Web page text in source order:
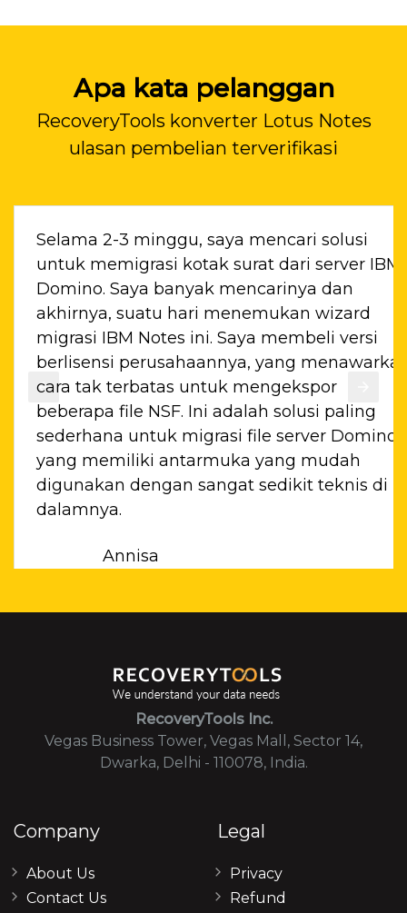
Apa kata pelanggan
RecoveryTools konverter Lotus Notes
ulasan pembelian terverifikasi
IBM
Alat konverter Lotus Notes adalah alat
yang mengonversi file NSF dengan cara
sangat sistematis. Saya bekerja sebagai
email IBM Notes selama sekitar 4 tahun
berencana untuk beralih darinya. Salah
rekan saya merekomendasikan saya
menggunakan produk ini. Sesuai
saya berkomunikasi dengan tim
dan mereka menyarankan saya untuk
menggunakan Lisensi Standar untuk
konversi. Ini benar-benar perangkat lunak
yang sangat baik untuk melakukan
RecoveryTools Inc.
Vegas Business Tower, Vegas Mall, Sector 14,
Dwarka, Delhi - 110078, India.
Company
About Us
Contact Us
Legal
Privacy
Refund